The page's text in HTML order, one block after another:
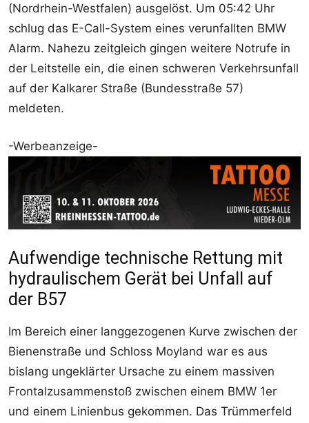
(Nordrhein-Westfalen) ausgelöst. Um 05:42 Uhr
schlug das E-Call-System eines verunfallten BMW
Alarm. Nahezu zeitgleich gingen weitere Notrufe in
der Leitstelle ein, die einen schweren Verkehrsunfall
auf der Kalkarer Straße (Bundesstraße 57)
meldeten.
-Werbeanzeige-
Aufwendige technische Rettung mit
hydraulischem Gerät bei Unfall auf
der B57
Im Bereich einer langgezogenen Kurve zwischen der
Bienenstraße und Schloss Moyland war es aus
bislang ungeklärter Ursache zu einem massiven
Frontalzusammenstoß zwischen einem BMW 1er
und einem Linienbus gekommen. Das Trümmerfeld